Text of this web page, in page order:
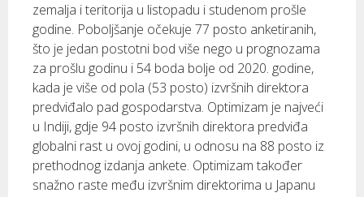
zemalja i teritorija u listopadu i studenom prošle
godine. Poboljšanje očekuje 77 posto anketiranih,
što je jedan postotni bod više nego u prognozama
za prošlu godinu i 54 boda bolje od 2020. godine,
kada je više od pola (53 posto) izvršnih direktora
predviđalo pad gospodarstva. Optimizam je najveći
u Indiji, gdje 94 posto izvršnih direktora predviđa
globalni rast u ovoj godini, u odnosu na 88 posto iz
prethodnog izdanja ankete. Optimizam također
snažno raste među izvršnim direktorima u Japanu